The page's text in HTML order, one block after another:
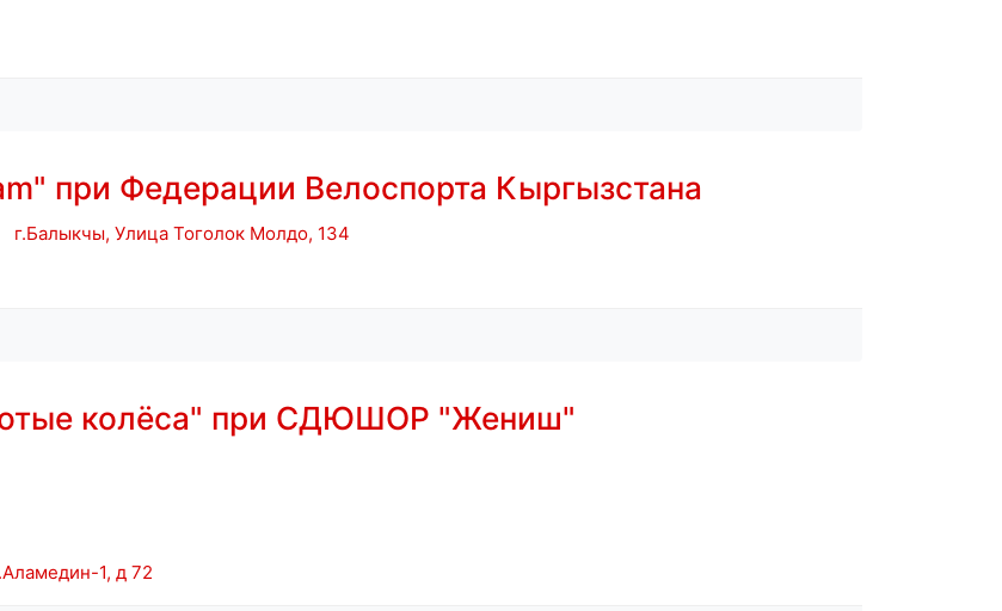
при Федерации Велоспорта Кыргызстана
г.Балыкчы, Улица Тоголок Молдо, 134
колёса" при СДЮШОР "Жениш"
1, д 72